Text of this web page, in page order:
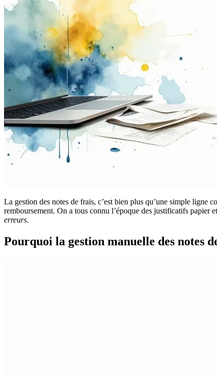
La gestion des notes de frais, c’est bien plus qu’une simple ligne
remboursement. On a tous connu l’époque des justificatifs papier
erreurs.
Pourquoi la gestion manuelle des notes